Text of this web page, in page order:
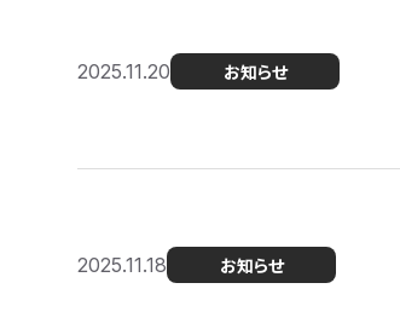
2025.11.20 お知らせ
2025.11.18 お知らせ